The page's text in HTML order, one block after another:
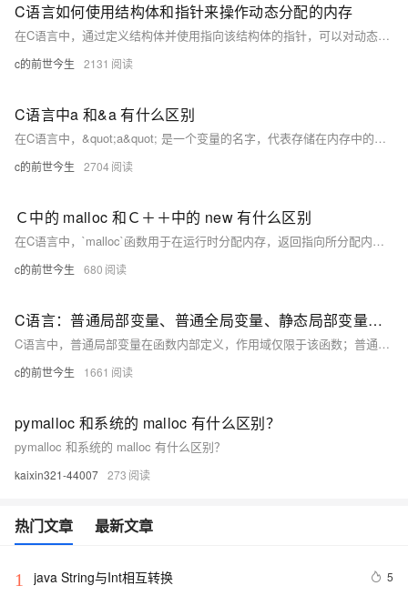
C语言如何使用结构体和指针来操作动态分配的内存
在C语言中，通过定义结构体并使用指向该结构体的指针，可以对动态分配的内存进行操作。首先利用 `malloc` 或 `calloc` 分配内存，然后通过指针访问和修改结构体成员，最后用 `free` 释放内存，实现资源的有效管理。
c的前世今生 2131
C语言中a 和&a 有什么区别
在C语言中，&quot;a&quot; 是一个变量的名字，代表存储在内存中的某个值。而&quot;&a&quot; 则是获取该变量的内存地址，即变量a在计算机内存中的具体位置。这两者的主要区别在于：&quot;a&quot; 操作的是变量中的值，&quot;&a&quot; 操作的是变量的内存地址。
c的前世今生 2704
Ｃ中的 malloc 和Ｃ＋＋中的 new 有什么区别
在C语言中，`malloc`函数用于在运行时分配内存，返回指向所分配内存的指针，需显式包含头文件 `&lt;stdlib.h&gt;`。而在C++中，`new`不仅分配内存，还对其进行构造初始化，且直接使用类型声明即可，无需额外包含头文件。`new`还支持数组初始化，能更好地融入C++的面向对象特性，而`malloc`仅作为内存分配工具。使用完毕后，`free`和`delete`分别用于释放`malloc`和`new`分配的内存。
c的前世今生 680
C语言：普通局部变量、普通全局变量、静态局部变量、静态全局变量的区别
C语言中，普通局部变量在函数内部定义，作用域仅限于该函数；普通全局变量在所有函数外部定义，作用域为整个文件；静态局部变量在函数内部定义但生命周期为整个程序运行期；静态全局变量在所有函数外部定义，但仅在定义它的文件内可见。
c的前世今生 1661
pymalloc 和系统的 malloc 有什么区别？
pymalloc 和系统的 malloc 有什么区别？
kaixin321-44007 273
热门文章 最新文章
1 java String与Int相互转换 5